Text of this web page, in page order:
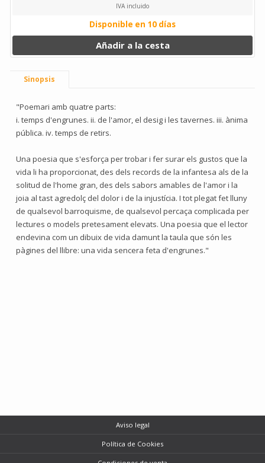
IVA incluido
Disponible en 10 días
Añadir a la cesta
Sinopsis
"Poemari amb quatre parts:
i. temps d'engrunes. ii. de l'amor, el desig i les tavernes. iii. ànima
pública. iv. temps de retirs.
Una poesia que s'esforça per trobar i fer surar els gustos que la
vida li ha proporcionat, des dels records de la infantesa als de la
solitud de l'home gran, des dels sabors amables de l'amor i la
joia al tast agredolç del dolor i de la injustícia. I tot plegat fet lluny
de qualsevol barroquisme, de qualsevol percaça complicada per
lectures o models pretesament elevats. Una poesia que el lector
endevina com un dibuix de vida damunt la taula que són les
pàgines del llibre: una vida sencera feta d'engrunes."
Aviso legal
Política de Cookies